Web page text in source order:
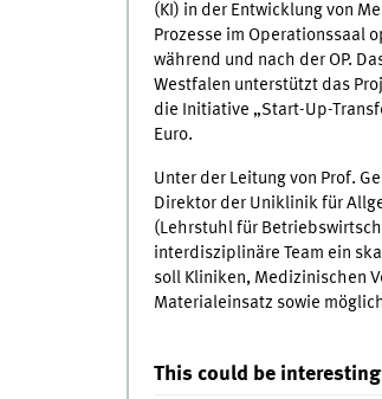
(KI) in der Entwicklung von
Prozesse im Operationssaal
während und nach der OP.
Westfalen unterstützt das
die Initiative „Start-Up-
Euro.
Unter der Leitung von Prof.
Direktor der Uniklinik für
(Lehrstuhl für
interdisziplinäre Team ein
soll Kliniken, Medizinischen
Materialeinsatz sowie
This could be